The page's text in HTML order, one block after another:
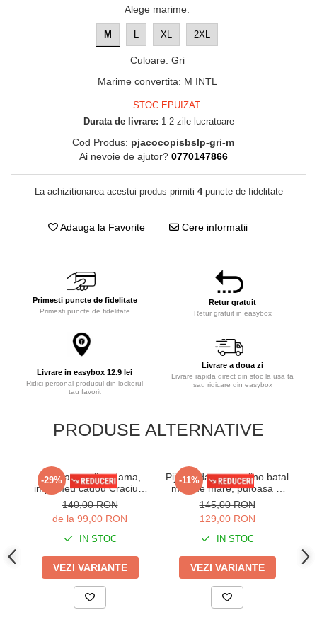
Alege marime:
M L XL 2XL
Culoare: Gri
Marime convertita: M INTL
STOC EPUIZAT
Durata de livrare: 1-2 zile lucratoare
Cod Produs: pjacocopisbslp-gri-m
Ai nevoie de ajutor? 0770147866
La achizitionarea acestui produs primiti 4puncte de fidelitate
Adauga la Favorite Cere informatii
Primesti puncte de fidelitate
Primesti puncte de fidelitate
Retur gratuit
Retur gratuit in easybox
Livrare in easybox 12.9 lei
Ridici personal produsul din lockerul
tau favorit
Livrare a doua zi
Livrare rapida direct din stoc la usa ta
sau ridicare din easybox
PRODUSE ALTERNATIVE
-29%
Pijama cocolino dama,
imprimeu cadou Craciun,
rosu 311
140,00 RON
de la 99,00 RON
IN STOC
VEZI VARIANTE
-11%
Pijama dama cocolino batal
marime mare, pufoasa si
calduroasa, love, visiniu,
14209
145,00 RON
129,00 RON
IN STOC
VEZI VARIANTE